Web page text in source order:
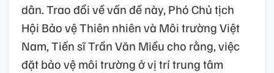
dân. Trao đổi về vấn đề này, Phó Chủ tịch
Hội Bảo vệ Thiên nhiên và Môi trường Việt
Nam, Tiến sĩ Trần Văn Miều cho rằng, việc
đặt bảo vệ môi trường ở vị trí trung tâm